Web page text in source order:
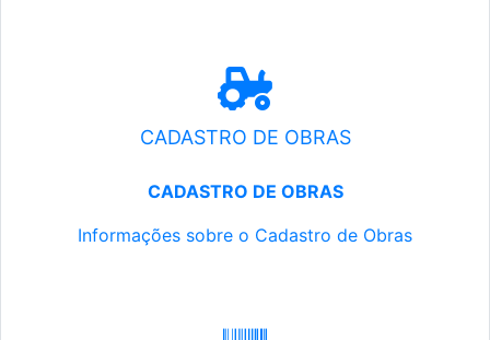
CADASTRO DE OBRAS
CADASTRO DE OBRAS
Informações sobre o Cadastro de Obras